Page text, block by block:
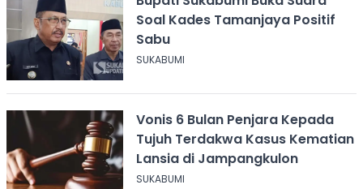
Soal Kades Tamanjaya Positif
Sabu
SUKABUMI
Vonis 6 Bulan Penjara Kepada
Tujuh Terdakwa Kasus Kematian
Lansia di Jampangkulon
SUKABUMI